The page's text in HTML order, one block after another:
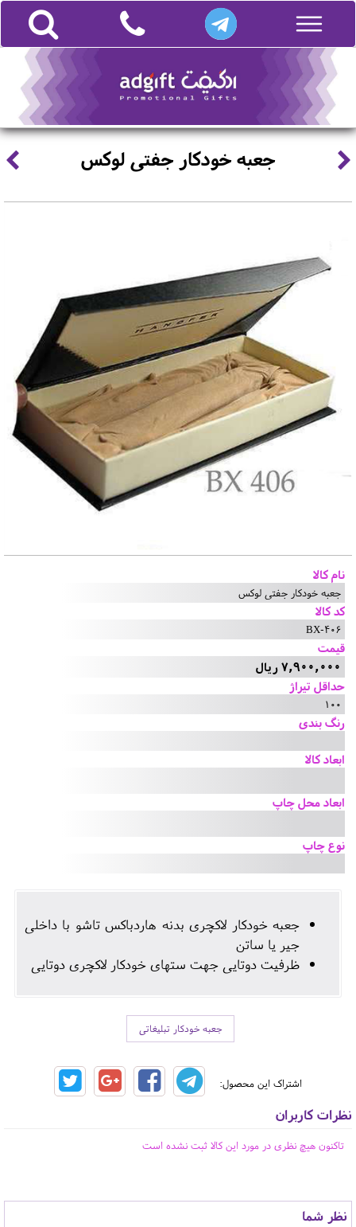
جعبه خودکار جفتی لوکس
نام کالا
جعبه خودکار جفتی لوکس
کد کالا
BX-406
قیمت
7,900,000 ریال
حداقل تیراژ
100
رنگ بندی
ابعاد کالا
ابعاد محل چاپ
نوع چاپ
جعبه خودکار لاکچری بدنه هاردباکس تاشو با داخلی
جیر یا ساتن
ظرفیت دوتایی جهت ستهای خودکار لاکچری دوتایی
جعبه خودکار تبلیغاتی
اشتراک این محصول:
نظرات کاربران
تاکنون هیچ نظری در مورد این کالا ثبت نشده است
نظر شما